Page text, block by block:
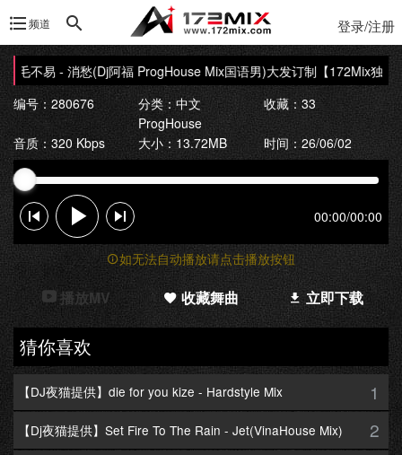
频道 登录/注册
毛不易 - 消愁(Dj阿福 ProgHouse Mix国语男)大发订制【172Mix独家
编号：280676
分类：中文
ProgHouse
收藏：33
音质：320 Kbps 大小：13.72MB 时间：26/06/02
00:00/00:00
如无法自动播放请点击播放按钮
播放MV 收藏舞曲 立即下载
猜你喜欢
【DJ夜猫提供】die for you kize - Hardstyle Mix 1
【Dj夜猫提供】Set Fire To The Rain - Jet(VinaHouse Mix) 2